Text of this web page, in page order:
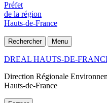
Préfet
de la région
Hauts-de-France
Rechercher Menu
DREAL HAUTS-DE-
Direction Régionale
Hauts-de-France